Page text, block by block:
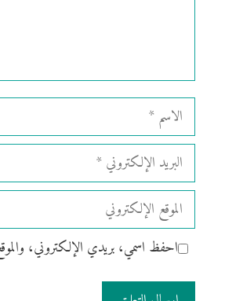
الاسم
البريد
الإلكتروني
الموقع
الإلكتروني
احفظ اسمي، بريدي الإلكتروني،